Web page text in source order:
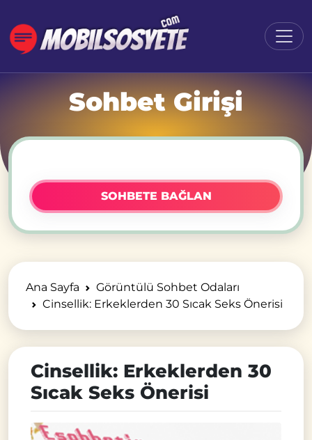
Sohbet Girişi
SOHBETE BAĞLAN
Ana Sayfa
Görüntülü Sohbet Odaları
Cinsellik: Erkeklerden 30 Sıcak Seks Önerisi
Cinsellik: Erkeklerden 30
Sıcak Seks Önerisi